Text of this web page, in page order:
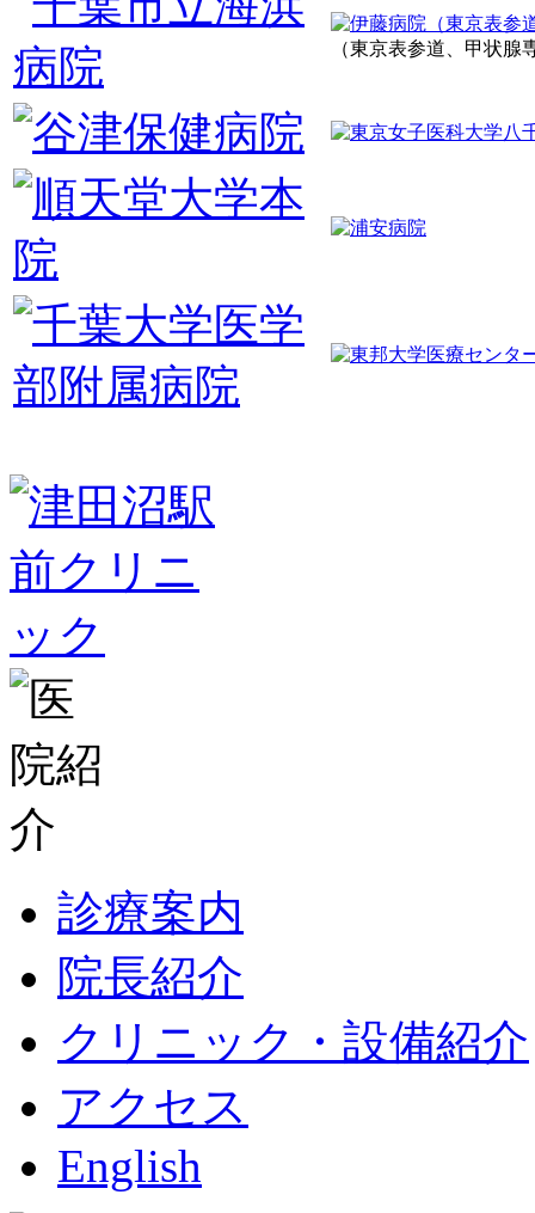
（東京表参道、甲状腺
診療案内
院長紹介
クリニック・設備紹介
アクセス
English